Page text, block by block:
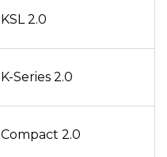
KSL 2.0
K-Series 2.0
Compact 2.0